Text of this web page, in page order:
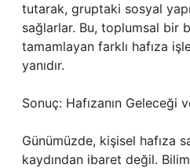
tutarak, gruptaki sosyal
sağlarlar. Bu, toplumsal bir
tamamlayan farklı hafıza
yanıdır.
Sonuç: Hafızanın Geleceği
Günümüzde, kişisel hafıza
kaydından ibaret değil.